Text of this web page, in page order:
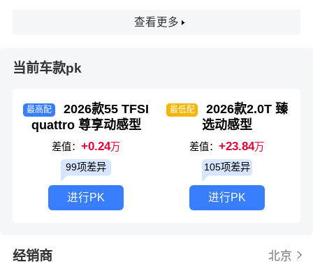
查看更多
当前车款pk
最高配
2026款55 TFSI
quattro 尊享动感型
差值：+0.24万
99项差异
进行PK
最低配
2026款2.0T 臻
选动感型
差值：+23.84万
105项差异
进行PK
经销商 北京